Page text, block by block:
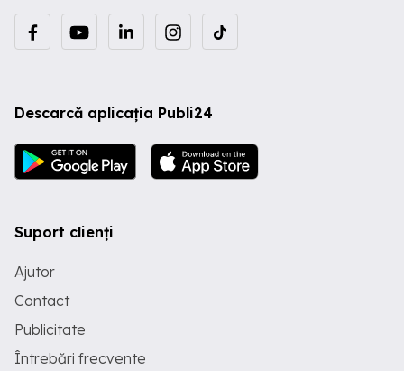
Descarcă aplicația Publi24
Suport clienți
Ajutor
Contact
Publicitate
Întrebări frecvente